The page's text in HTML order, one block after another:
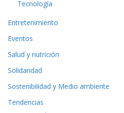
Tecnología
Entretenimiento
Eventos
Salud y nutrición
Solidaridad
Sostenibilidad y Medio ambiente
Tendencias